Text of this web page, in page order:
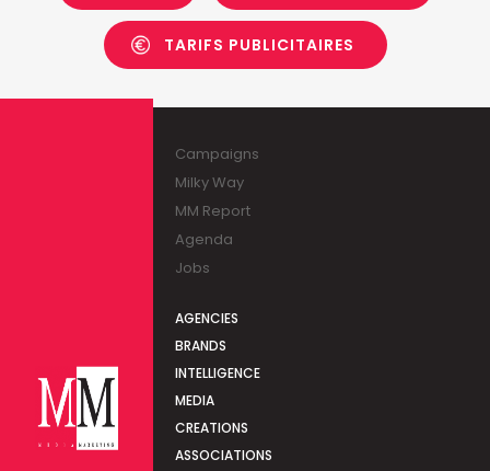
TARIFS PUBLICITAIRES
Campaigns
Milky Way
MM Report
Agenda
Jobs
AGENCIES
BRANDS
INTELLIGENCE
MEDIA
CREATIONS
ASSOCIATIONS